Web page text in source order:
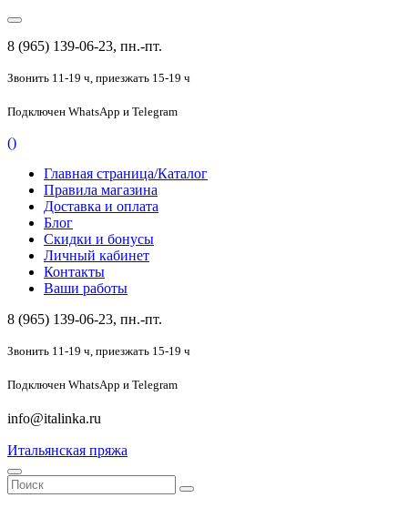
8 (965) 139-06-23, пн.-пт.
Звонить 11-19 ч, приезжать 15-19 ч
Подключен WhatsApp и Telegram
()
Главная страница/Каталог
Правила магазина
Доставка и оплата
Блог
Скидки и бонусы
Личный кабинет
Контакты
Ваши работы
8 (965) 139-06-23, пн.-пт.
Звонить 11-19 ч, приезжать 15-19 ч
Подключен WhatsApp и Telegram
info@italinka.ru
Итальянская пряжа